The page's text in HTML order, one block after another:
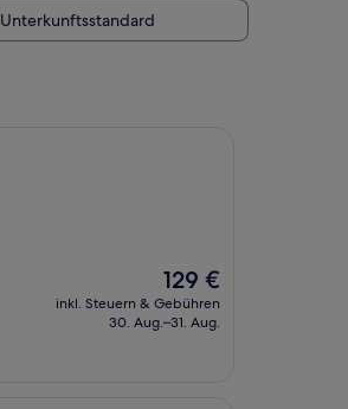
Unterkunftsstandard
Der
Preis
beträgt
129 €
inkl. Steuern & Gebühren
30. Aug.–31. Aug.